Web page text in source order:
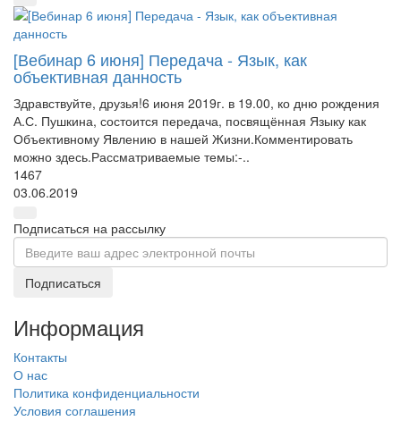
[Вебинар 6 июня] Передача - Язык, как
объективная данность
Здравствуйте, друзья!6 июня 2019г. в 19.00, ко дню рождения
А.С. Пушкина, состоится передача, посвящённая Языку как
Объективному Явлению в нашей Жизни.Комментировать
можно здесь.Рассматриваемые темы:-..
1467
03.06.2019
Подписаться на рассылку
Подписаться
Информация
Контакты
О нас
Политика конфиденциальности
Условия соглашения